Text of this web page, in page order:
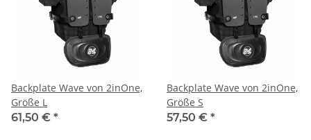
Backplate Wave von 2inOne,
Größe L
61,50 € *
Backplate Wave von 2inOne,
Größe S
57,50 € *